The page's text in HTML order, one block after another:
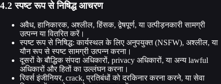
4.2 स्पष्ट रूप से निषिद्ध आचरण
अवैध, हानिकारक, अश्लील, हिंसक, द्वेषपूर्ण, या उत्पीड़नकारी सामग्री
उत्पन्न या वितरित करें।
स्पष्ट रूप से निषिद्ध: कार्यस्थल के लिए अनुपयुक्त (NSFW), अश्लील, या
यौन रूप से स्पष्ट सामग्री उत्पन्न करना।
दूसरों के बौद्धिक संपदा अधिकारों, privacy अधिकारों, या अन्य lawful
अधिकारों और हितों का उल्लंघन करना।
रिवर्स इंजीनियर, crack, प्रतिबंधों को दरकिनार करना करने, या सेवा